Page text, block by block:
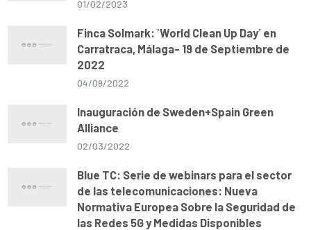
01/02/2023
Finca Solmark: `World Clean Up Day´ en
Carratraca, Málaga- 19 de Septiembre de
2022
04/09/2022
Inauguración de Sweden+Spain Green
Alliance
02/03/2022
Blue TC: Serie de webinars para el sector
de las telecomunicaciones: Nueva
Normativa Europea Sobre la Seguridad de
las Redes 5G y Medidas Disponibles